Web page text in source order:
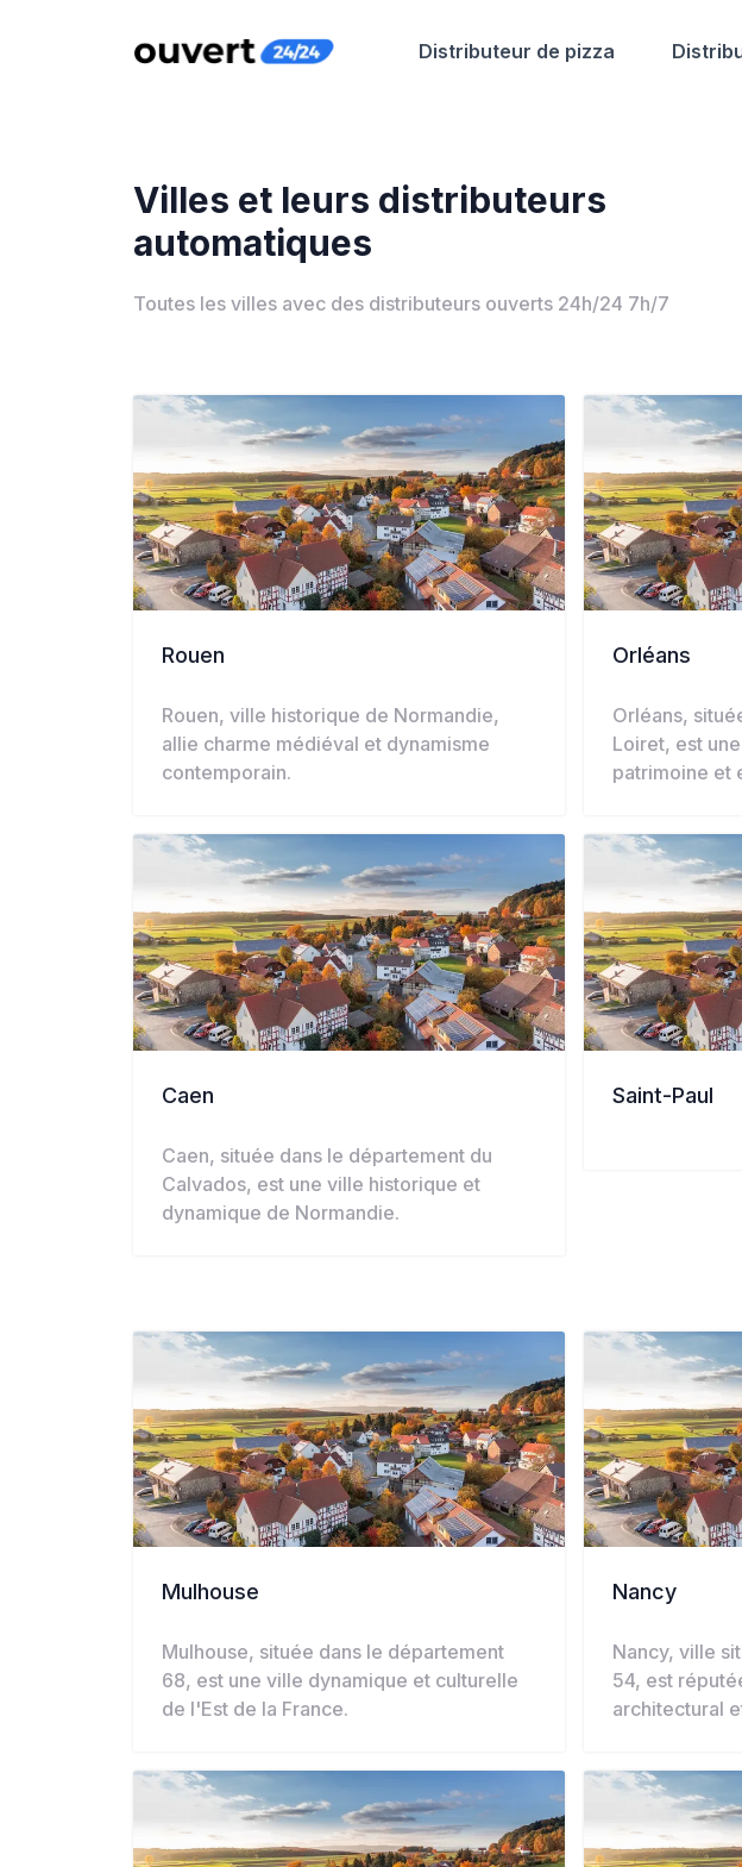
Distributeur de pizza
Villes et leurs distributeurs
automatiques
Toutes les villes avec des distributeurs ouverts 24h/24 7h/7
Rouen
Rouen, ville historique de Normandie,
allie charme médiéval et dynamisme
contemporain.
Orléans
Orléans,
Loiret, est
patrimoine et
Caen
Caen, située dans le département du
Calvados, est une ville historique et
dynamique de Normandie.
Saint-Paul
Mulhouse
Mulhouse, située dans le département
68, est une ville dynamique et culturelle
de l'Est de la France.
Nancy
Nancy, ville
54, est
architectural